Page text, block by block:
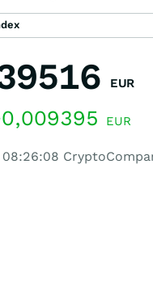
EUR
EUR
08:26:08